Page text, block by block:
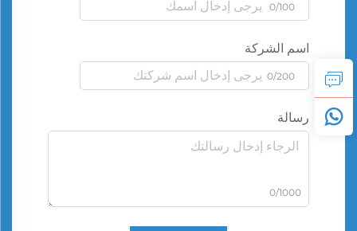
0/100
اسم الشركة
0/200
رسالة
0/1000